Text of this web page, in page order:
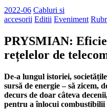
2022-06 Cabluri si
accesorii Editii Eveniment
PRYSMIAN:
rețelelor de
De-a lungul istoriei,
sursă de energie – să zicem,
decurs de doar câteva
pentru a înlocui combustibilii